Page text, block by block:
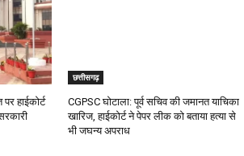
हाईकोर्ट
छत्तीसगढ़
CGPSC घोटाला: पूर्व सचिव की जमानत याचिका
खारिज, हाईकोर्ट ने पेपर लीक को बताया हत्या से
भी जघन्य अपराध